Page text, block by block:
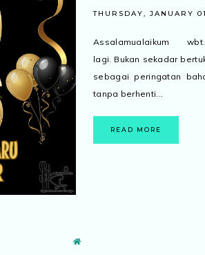
THURSDAY, JANUARY
Assalamualaikum
lagi. Bukan sekadar
sebagai peringatan
tanpa berhenti...
READ MORE